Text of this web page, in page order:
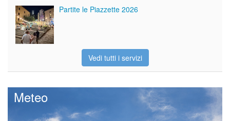
Partite le Piazzette 2026
Vedi tutti i servizi
Meteo